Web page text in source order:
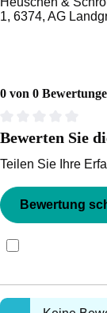
1, 6374, AG
0 von 0
Durchschnittliche
Bewerten Sie
Teilen Sie Ihre
Bewertung